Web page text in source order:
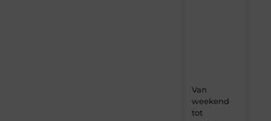
Van
weekend
tot